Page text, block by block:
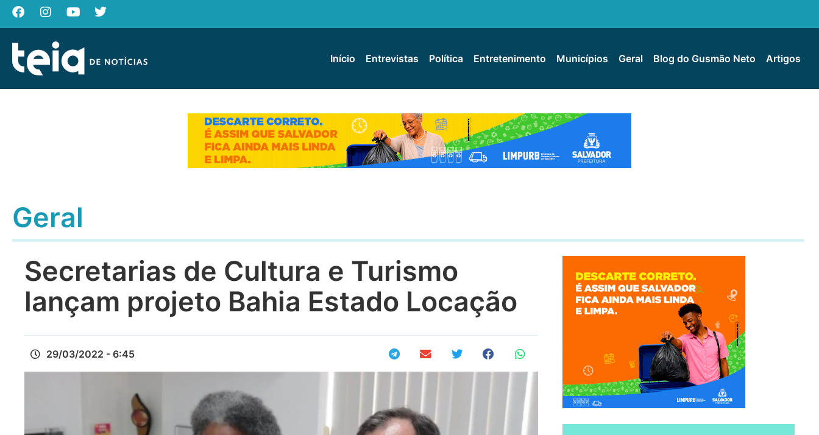
Início Entrevistas Política Entretenimento Municípios Geral Blog do Gusmão Neto Artigos
Geral
Secretarias de Cultura e Turismo
lançam projeto Bahia Estado Locação
29/03/2022 - 6:45